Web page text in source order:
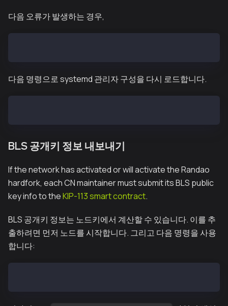
다음 오류가 발생하는 경우,
다음 명령으로 systemd 관리자 구성을 다시 로드합니다.
BLS 공개키 정보 내보내기
If the network has activated or will activate the Randao
hardfork, each CN maintainer must submit its BLS public
key info to theKIP-113 smart contract.
BLS 공개키 정보는 노드키에서 계산할 수 있습니다. 이를 추
출하려면 먼저 노드를 시작합니다. 그리고 다음 명령을 사용
합니다: